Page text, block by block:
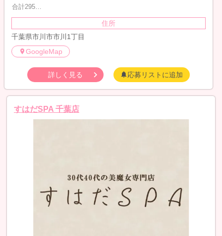
合計295…
住所
千葉県市川市市川1丁目
GoogleMap
詳しく見る 応募リストに追加
すはだSPA 千葉店